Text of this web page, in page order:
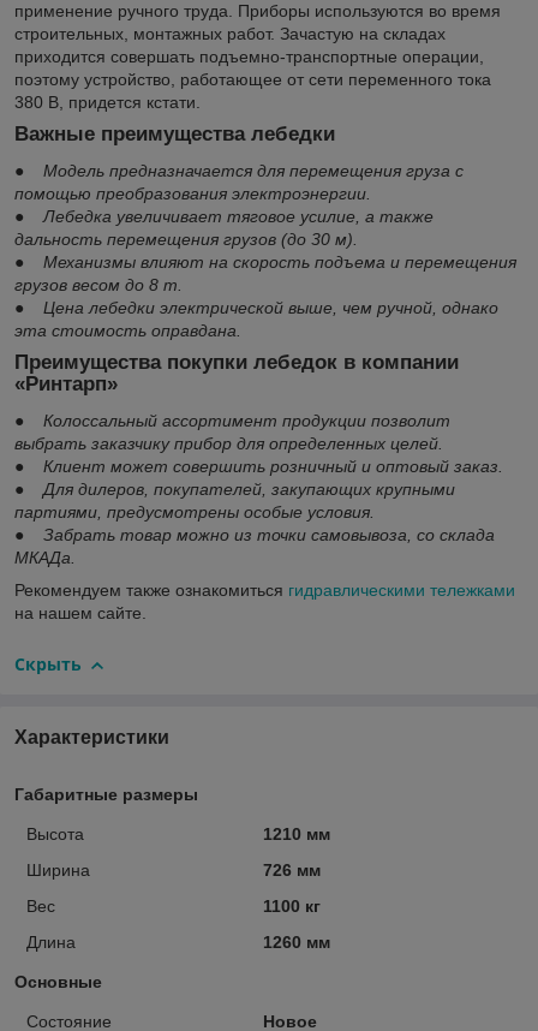
применение ручного труда. Приборы используются во время
строительных, монтажных работ. Зачастую на складах
приходится совершать подъемно-транспортные операции,
поэтому устройство, работающее от сети переменного тока
380 В, придется кстати.
Важные преимущества лебедки
● Модель предназначается для перемещения груза с
помощью преобразования электроэнергии.
● Лебедка увеличивает тяговое усилие, а также
дальность перемещения грузов (до 30 м).
● Механизмы влияют на скорость подъема и перемещения
грузов весом до 8 т.
● Цена лебедки электрической выше, чем ручной, однако
эта стоимость оправдана.
Преимущества покупки лебедок в компании
«Ринтарп»
● Колоссальный ассортимент продукции позволит
выбрать заказчику прибор для определенных целей.
● Клиент может совершить розничный и оптовый заказ.
● Для дилеров, покупателей, закупающих крупными
партиями, предусмотрены особые условия.
● Забрать товар можно из точки самовывоза, со склада
МКАДа.
Рекомендуем также ознакомиться гидравлическими тележками
на нашем сайте.
Скрыть
Характеристики
Габаритные размеры
Высота
1210 мм
Ширина
726 мм
Вес
1100 кг
Длина
1260 мм
Основные
Состояние Новое